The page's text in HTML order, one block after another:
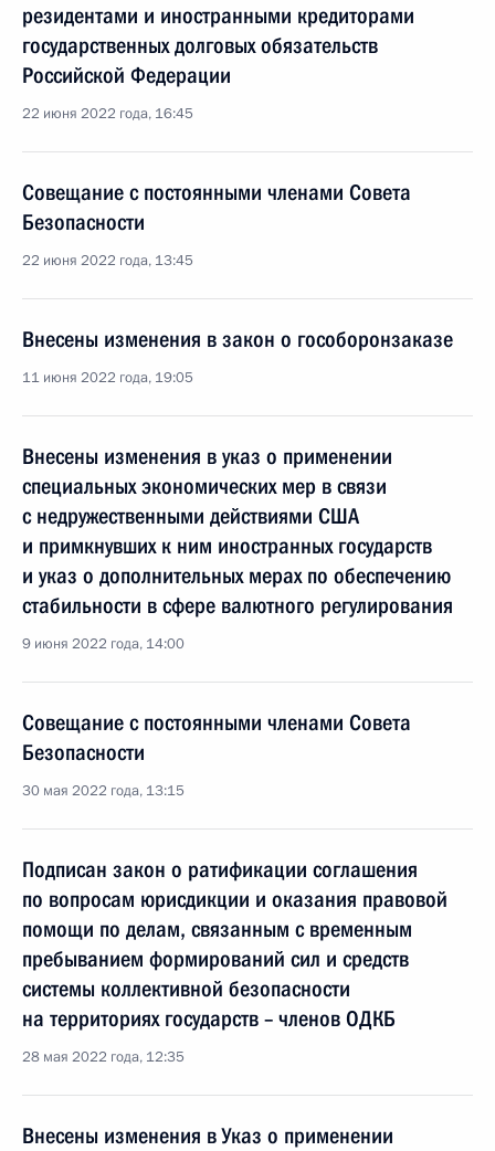
резидентами и иностранными кредиторами
государственных долговых обязательств
Российской Федерации
22 июня 2022 года, 16:45
Совещание с постоянными членами Совета
Безопасности
22 июня 2022 года, 13:45
Внесены изменения в закон о гособоронзаказе
11 июня 2022 года, 19:05
Внесены изменения в указ о применении
специальных экономических мер в связи
с недружественными действиями США
и примкнувших к ним иностранных государств
и указ о дополнительных мерах по обеспечению
стабильности в сфере валютного регулирования
9 июня 2022 года, 14:00
Совещание с постоянными членами Совета
Безопасности
30 мая 2022 года, 13:15
Подписан закон о ратификации соглашения
по вопросам юрисдикции и оказания правовой
помощи по делам, связанным с временным
пребыванием формирований сил и средств
системы коллективной безопасности
на территориях государств – членов ОДКБ
28 мая 2022 года, 12:35
Внесены изменения в Указ о применении